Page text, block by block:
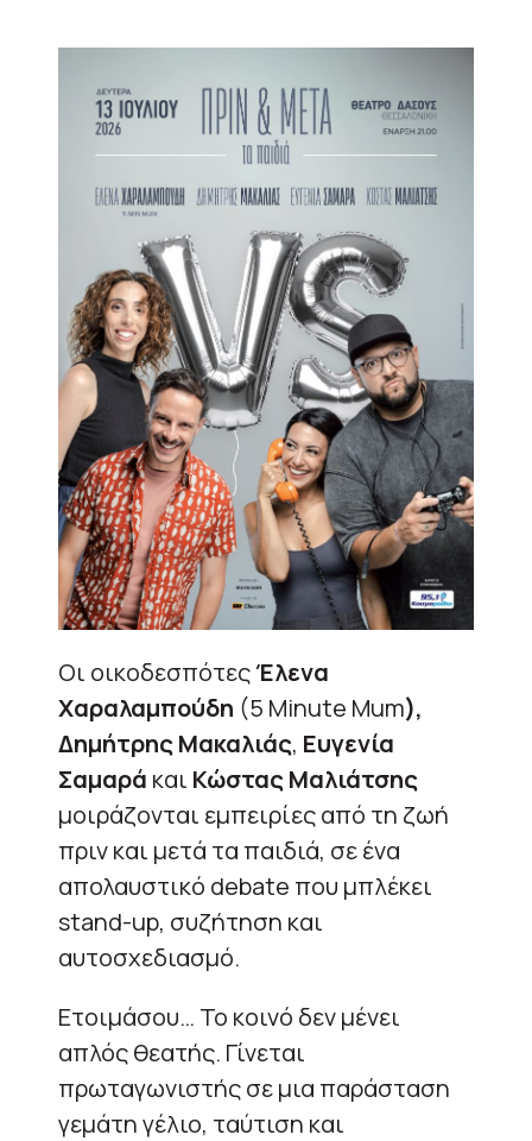
Οι οικοδεσπότεςΈλενα
Χαραλαμπούδη (5 Minute Mum),
Δημήτρης Μακαλιάς, Ευγενία
Σαμαρά και Κώστας Μαλιάτσης
μοιράζονται εμπειρίες από τη ζωή
πριν και μετά τα παιδιά, σε ένα
απολαυστικό debate που μπλέκει
stand-up, συζήτηση και
αυτοσχεδιασμό.
Ετοιμάσου… Το κοινό δεν μένει
απλός θεατής. Γίνεται
πρωταγωνιστής σε μια παράσταση
γεμάτη γέλιο, ταύτιση και